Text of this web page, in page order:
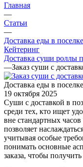
Главная
—
Статьи
—
Доставка еды в
Кейтеринг
Доставка суши роллы
—Заказ суши с
Доставка еды в
19 октября 2025
Суши с доставкой в
среди тех, кто ищет
вне стандартных
позволяет
учитывая особые
понимать основные
заказа, чтобы